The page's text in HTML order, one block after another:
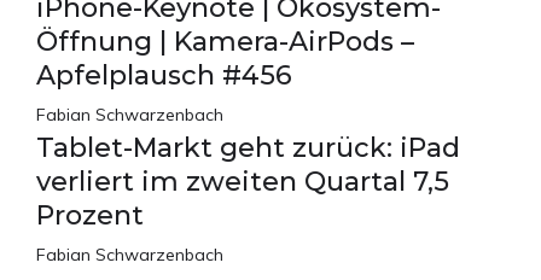
iPhone-Keynote | Ökosystem-
Öffnung | Kamera-AirPods –
Apfelplausch #456
Fabian Schwarzenbach
Tablet-Markt geht zurück: iPad
verliert im zweiten Quartal 7,5
Prozent
Fabian Schwarzenbach